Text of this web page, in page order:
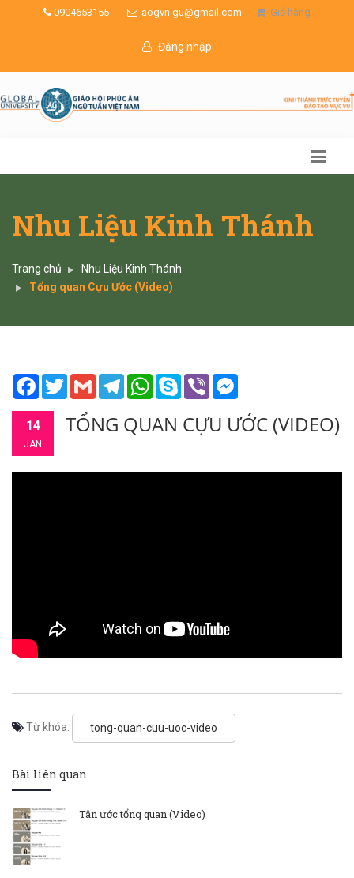
0904653155 aogvn.gu@gmail.com Giỏ hàng
Đăng nhập
Nhu Liệu Kinh Thánh
Trang chủ
Nhu Liệu Kinh Thánh
Tổng quan Cựu Ước (Video)
Facebook
TwitterGmail TelegramWhatsApp
Skype Viber
14
JAN
TỔNG QUAN CỰU ƯỚC (VIDEO)
Từ khóa: tong-quan-cuu-uoc-video
Bài liên quan
Tân ước tổng quan (Video)